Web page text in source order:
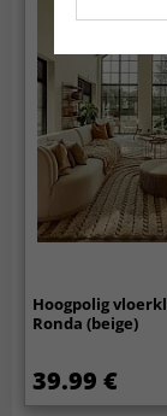
Hoogpolig
Ronda (beige)
39.99 €